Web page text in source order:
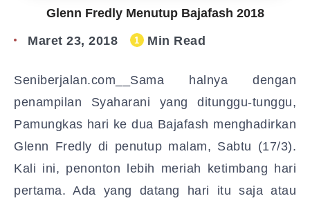
Glenn Fredly Menutup Bajafash 2018
Maret 23, 2018 1 Min Read
Seniberjalan.com__Sama halnya dengan
penampilan Syaharani yang ditunggu-tunggu,
Pamungkas hari ke dua Bajafash menghadirkan
Glenn Fredly di penutup malam, Sabtu (17/3).
Kali ini, penonton lebih meriah ketimbang hari
pertama. Ada yang datang hari itu saja atau